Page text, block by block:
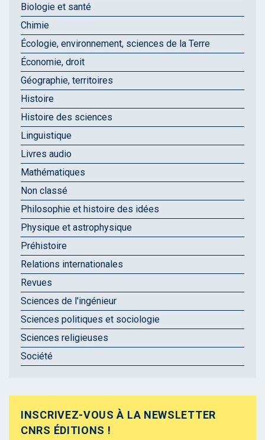
Biologie et santé
Chimie
Écologie, environnement, sciences de la Terre
Économie, droit
Géographie, territoires
Histoire
Histoire des sciences
Linguistique
Livres audio
Mathématiques
Non classé
Philosophie et histoire des idées
Physique et astrophysique
Préhistoire
Relations internationales
Revues
Sciences de l'ingénieur
Sciences politiques et sociologie
Sciences religieuses
Société
INSCRIVEZ-VOUS À LA NEWSLETTER
CNRS ÉDITIONS !